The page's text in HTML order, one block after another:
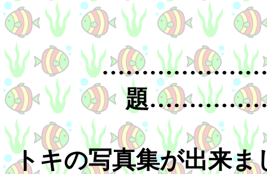
題
トキの写真集が出来ま